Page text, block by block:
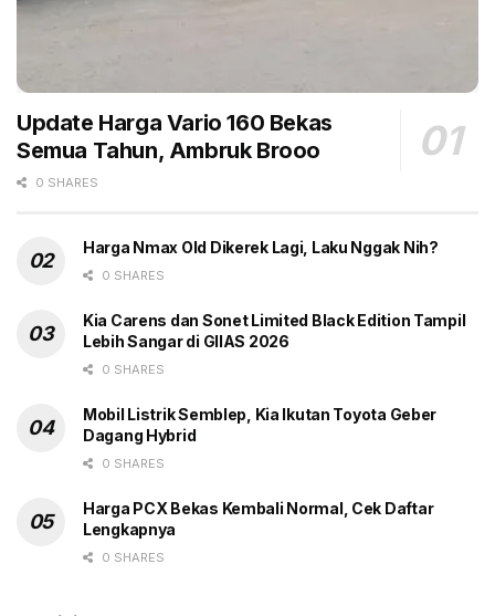
tunggu yang nyaman dan dilengkapi jaringan wifi
Dealer Wuling ini beroperasi mulai dari hari Senin
sampai dengan hari Jumat pukul 08.00 WIT hingga
16.30 WIT, sedangkan pada hari Sabtu mulai dari
Ambon dapat menghubungi (0911) 319821. (gbr)
Wuling SDM Ambon
Update Harga Vario 160 Bekas
Semua Tahun, Ambruk Brooo
0 SHARES
Harga Nmax Old Dikerek Lagi, Laku Nggak Nih?
0 SHARES
Kia Carens dan Sonet Limited Black Edition Tampil
Lebih Sangar di GIIAS 2026
0 SHARES
Mobil Listrik Semblep, Kia Ikutan Toyota Geber
Dagang Hybrid
0 SHARES
Harga PCX Bekas Kembali Normal, Cek Daftar
Lengkapnya
0 SHARES